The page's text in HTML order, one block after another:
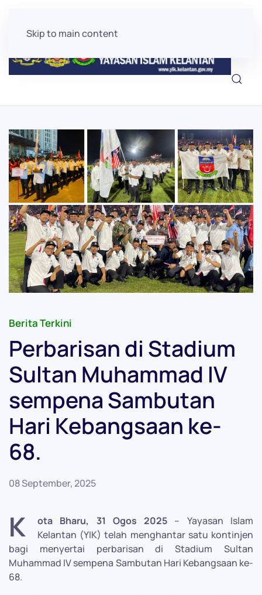
Skip to main content
Berita Terkini
Perbarisan di Stadium
Sultan Muhammad IV
sempena Sambutan
Hari Kebangsaan ke-
68.
08 September, 2025
K ota Bharu, 31 Ogos 2025 – Yayasan Islam
Kelantan (YIK) telah menghantar satu kontinjen
bagi menyertai perbarisan di Stadium Sultan
Muhammad IV sempena Sambutan Hari Kebangsaan ke-
68.